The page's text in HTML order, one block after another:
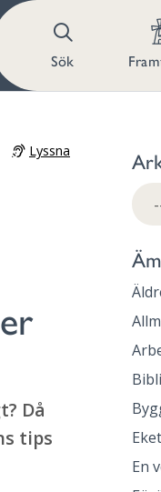
Sök
Lyssna
Då
tips
En